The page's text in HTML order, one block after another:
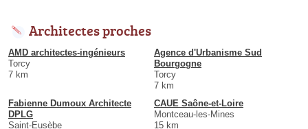
Architectes proches
AMD architectes-ingénieurs
Torcy
7 km
Agence d'Urbanisme Sud
Bourgogne
Torcy
7 km
Fabienne Dumoux Architecte
DPLG
Saint-Eusèbe
CAUE Saône-et-Loire
Montceau-les-Mines
15 km